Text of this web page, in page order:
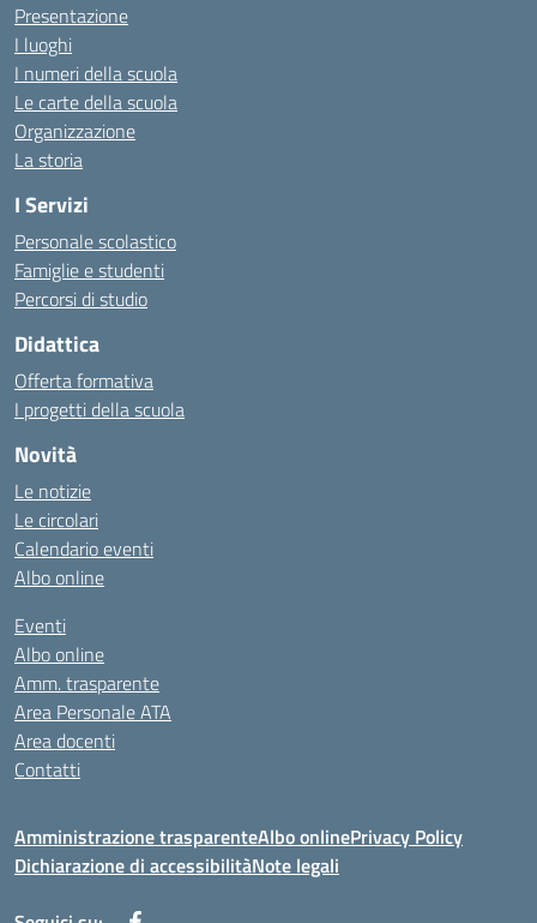
Presentazione
I luoghi
I numeri della scuola
Le carte della scuola
Organizzazione
La storia
I Servizi
Personale scolastico
Famiglie e studenti
Percorsi di studio
Didattica
Offerta formativa
I progetti della scuola
Novità
Le notizie
Le circolari
Calendario eventi
Albo online
Eventi
Albo online
Amm. trasparente
Area Personale ATA
Area docenti
Contatti
Amministrazione trasparenteAlbo onlinePrivacy Policy
Dichiarazione di accessibilitàNote legali